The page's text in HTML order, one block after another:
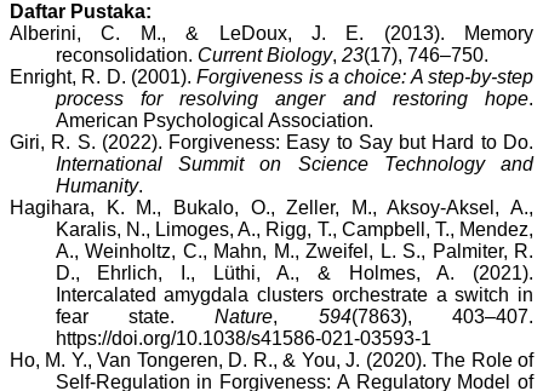
Daftar Pustaka:
Alberini, C. M., & LeDoux, J. E. (2013).
Memory
reconsolidation. Current Biology, 23(17), 746–750.
Enright, R. D. (2001).Forgiveness is a choice: A step-by-step
process for resolving anger and restoring hope.
American Psychological Association.
Giri, R. S. (2022). Forgiveness: Easy to Say but Hard to Do.
International Summit on Science Technology and
Humanity.
Hagihara, K. M., Bukalo, O., Zeller, M., Aksoy-Aksel, A.,
Karalis, N., Limoges, A., Rigg, T., Campbell, T., Mendez,
A., Weinholtz, C., Mahn, M., Zweifel, L. S., Palmiter, R.
D., Ehrlich, I., Lüthi, A., & Holmes, A. (2021).
Intercalated amygdala clusters orchestrate a switch in
fear state.Nature, 594(7863), 403–407.
https://doi.org/10.1038/s41586-021-03593-1
Ho, M. Y., Van Tongeren, D. R., & You, J. (2020). The Role of
Self-Regulation in Forgiveness: A Regulatory Model of